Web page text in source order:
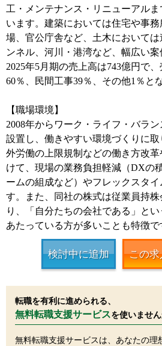
工・メンテナンス・リニューアル
います。建築においては住宅や事
場、官公庁舎など、土木においては
ンネル、河川・港湾など、幅広い案
2025年5月期の売上高は743億円で
60％、民間工事39％、その他1％と
【職場環境】
2008年からワーク・ライフ・バラ
設置し、働きやすい環境づくりに
外労働の上限規制などの働き方改
けて、現場の業務負担軽減（DXの
ームの組成など）やフレックスタ
す。また、同社の株式は従業員持
り、「自分たちの会社である」と
あたっている方が多いことも特徴で
検討中に追加 この
転職を有利に進められる、
無料転職支援サービスを使いません
無料転職支援サービスは、あなたの理